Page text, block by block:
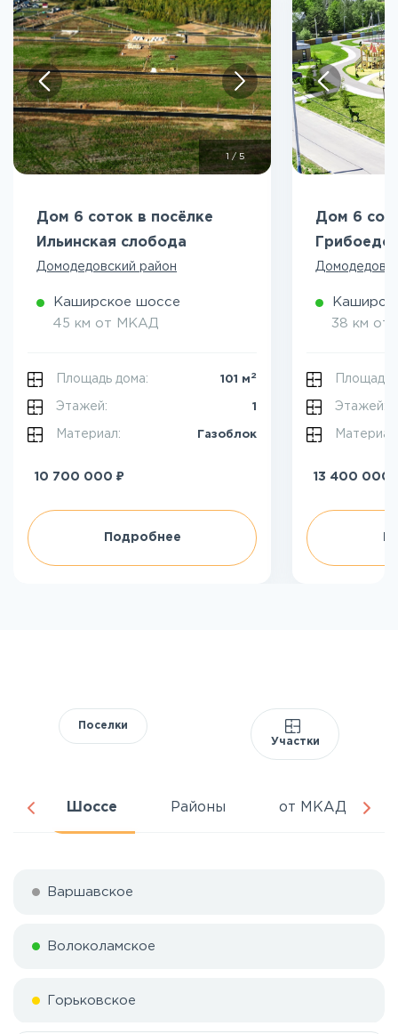
/ 5
Дом 6 соток в посёлке
Ильинская слобода
Домодедовский район
Каширское шоссе
45 км от МКАД
Площадь дома: 101 м 2
Этажей: 1
Материал: Газоблок
10 700 000 ₽
Подробнее
Дом 6
38 км
Площадь
Этажей:
13 400 000
Поселки
Участки
Шоссе Районы от МКАД
Варшавское
Волоколамское
Горьковское